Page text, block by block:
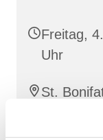
Freitag,
Uhr
St.